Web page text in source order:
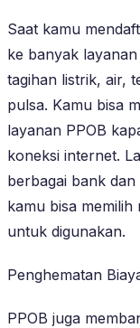
Saat kamu
ke banyak
tagihan listrik, air,
pulsa. Kamu bisa
layanan PPOB
koneksi internet.
berbagai bank
kamu bisa
untuk digunakan.
Penghematan
PPOB juga